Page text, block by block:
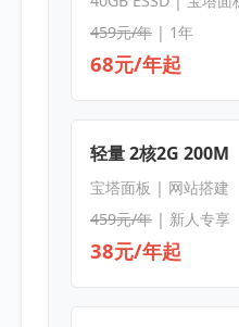
459元/年| 1年
68元/年起
轻量 2核2G 200M
宝塔面板 | 网站搭建
459元/年| 新人专享
38元/年起